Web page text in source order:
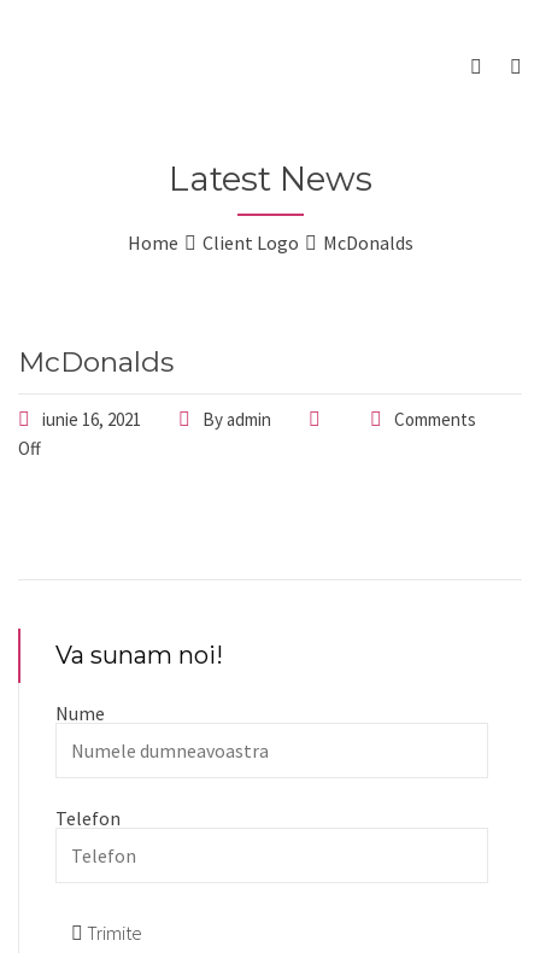
Latest News
Home Client Logo McDonalds
McDonalds
iunie 16, 2021 Byadmin
Comments
Off
Va sunam noi!
Nume
Telefon
Trimite